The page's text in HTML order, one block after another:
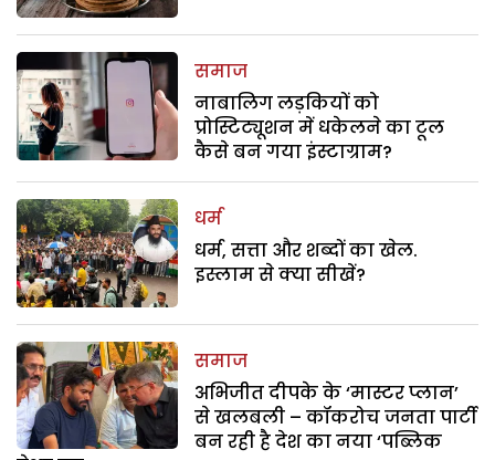
समाज
नाबालिग लड़कियों को
प्रोस्टिट्यूशन में धकेलने का टूल
कैसे बन गया इंस्टाग्राम?
धर्म
धर्म, सत्ता और शब्दों का खेल.
इस्लाम से क्या सीखें?
समाज
अभिजीत दीपके के ‘मास्टर प्लान’
से खलबली – कॉकरोच जनता पार्टी
बन रही है देश का नया ‘पब्लिक